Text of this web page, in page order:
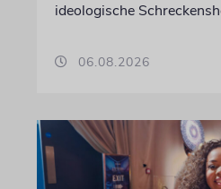
ideologische
06.08.2026